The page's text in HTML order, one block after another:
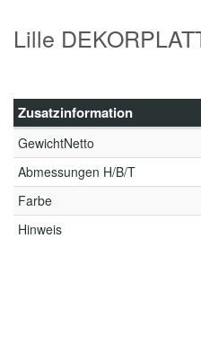
Lille
Zusatzinformation
GewichtNetto
Abmessungen H/B/T
Farbe
Hinweis